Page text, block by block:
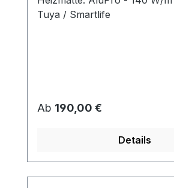
Tuya / Smartlife
Regulärer Preis:
Ab 190,00 €
Details